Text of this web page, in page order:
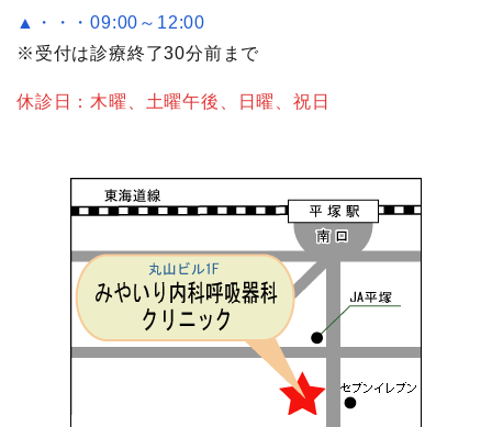
▲・・・09:00～12:00
※受付は診療終了30分前まで
休診日：木曜、土曜午後、日曜、祝日